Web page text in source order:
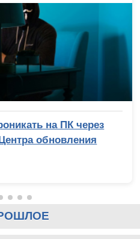
на ПК через
обновления